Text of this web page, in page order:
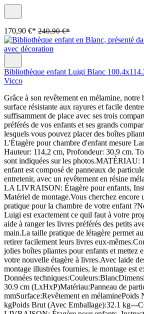
170,90 €* 240,90 €*
Bibliothèque enfant Luigi Blanc
Vicco
Grâce à son revêtement en mélamine,
surface résistante aux rayures et facile
suffisamment de place avec ses trois
préférés de vos enfants et ses grands
lesquels vous pouvez placer des boîtes
L'Étagère pour chambre d'enfant mesure
Hauteur: 114,2 cm, Profondeur: 30,9 cm.
sont indiquées sur les photos.MATÉRIAU:
enfant est composé de panneaux de
entretenir, avec un revêtement en résine
LA LIVRAISON: Étagère pour enfants,
Matériel de montage.Vous cherchez encore
pratique pour la chambre de votre enfant
Luigi est exactement ce quil faut à votre
aide à ranger les livres préférés des petits
main.La taille pratique de létagère permet
retirer facilement leurs livres eux-
jolies boîtes pliantes pour enfants et mettez
votre nouvelle étagère à livres.Avec laide
montage illustrées fournies, le montage est
Données
30.9 cm (LxHxP)Matériau:Panneau de
mmSurface:Revêtement en mélaminePoids
kgPoids Brut (Avec Emballage):32.1